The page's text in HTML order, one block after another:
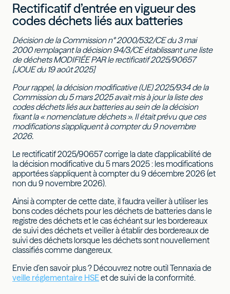
Rectificatif d’entrée en vigueur des
codes déchets liés aux batteries
Décision de la Commission n° 2000/532/CE du 3 mai
2000 remplaçant la décision 94/3/CE établissant une liste
de déchets MODIFIÉE PAR le rectificatif 2025/90657
[JOUE du 19 août 2025]
Pour rappel, la décision modificative (UE) 2025/934 de la
Commission du 5 mars 2025 avait mis à jour la liste des
codes déchets liés aux batteries au sein de la décision
fixant la « nomenclature déchets ». Il était prévu que ces
modifications s’appliquent à compter du 9 novembre
2026.
Le rectificatif 2025/90657 corrige la date d'applicabilité de
la décision modificative du 5 mars 2025 : les modifications
apportées s’appliquent à compter du 9 décembre 2026 (et
non du 9 novembre 2026).
Ainsi à compter de cette date, il faudra veiller à utiliser les
bons codes déchets pour les déchets de batteries dans le
registre des déchets et le cas échéant sur les bordereaux
de suivi des déchets et veiller à établir des bordereaux de
suivi des déchets lorsque les déchets sont nouvellement
classifiés comme dangereux.
Envie d’en savoir plus ? Découvrez notre outil Tennaxia de
veille réglementaire HSEet de suivi de la conformité.